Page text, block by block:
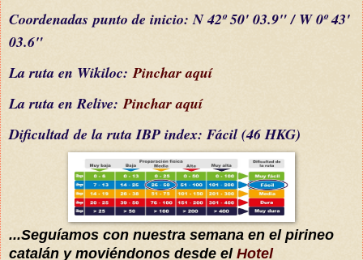
Coordenadas punto de inicio: N 42º 50' 03.9" / W 0º 43'
03.6"
La ruta en Wikiloc:Pinchar aquí
La ruta en Relive:Pinchar aquí
Dificultadde la ruta IBP index: Fácil (46 HKG)
...Seguíamos con nuestra semana en el pirineo
catalán y moviéndonos desde el Hotel